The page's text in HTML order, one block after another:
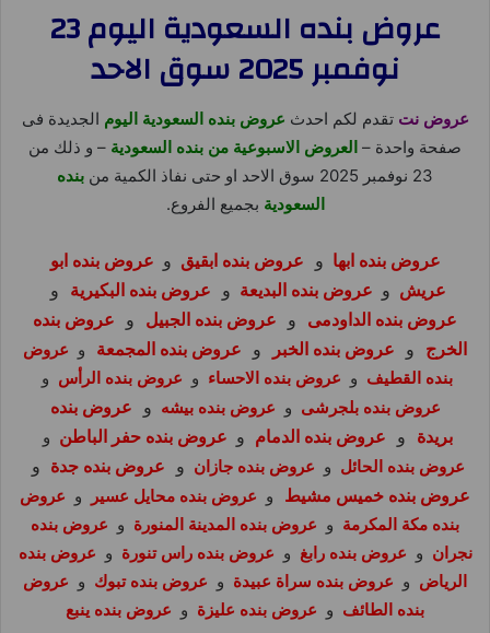
عروض بنده السعودية اليوم 23
نوفمبر 2025 سوق الاحد
عروض نت تقدم لكم احدث عروض بنده السعودية اليوم الجديدة فى
صفحة واحدة – العروض الاسبوعية من بنده السعودية – و ذلك من
23 نوفمبر 2025 سوق الاحد او حتى نفاذ الكمية من
بنده
السعودية بجميع الفروع.
عروض بنده ابها و عروض بنده ابقيق و عروض بنده ابو
عريش و عروض بنده البديعة و عروض بنده البكيرية و
عروض بنده الداودمى و عروض بنده الجبيل و عروض بنده
الخرج و عروض بنده الخبر و عروض بنده المجمعة و عروض
بنده القطيف و عروض بنده الاحساء و عروض بنده الرأس و
عروض بنده بلجرشى و عروض بنده بيشه و عروض بنده
بريدة و عروض بنده الدمام و عروض بنده حفر الباطن و
عروض بنده الحائل و عروض بنده جازان و عروض بنده جدة و
عروض بنده خميس مشيط
و عروض بنده محايل عسير و عروض
بنده مكة المكرمة و عروض بنده المدينة المنورة و عروض بنده
نجران و عروض بنده رابغ و عروض بنده راس تنورة و عروض بنده
الرياض و عروض بنده سراة عبيدة و عروض بنده تبوك و عروض
بنده الطائف و عروض بنده عليزة و عروض بنده ينبع